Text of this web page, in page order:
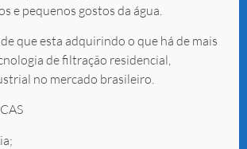
e pequenos gostos da água.
que esta adquirindo o que há de mais
de filtração residencial,
no mercado brasileiro.